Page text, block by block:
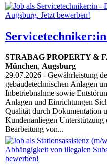
STRABAG PROPERTY &
München, Augsburg
29.07.2026 - Gewährleistung
gebäudetechnischen Anlagen
Inbetriebnahme sowie
Anlagen und Einrichtungen
Qualität durch Dokumentation
Kundenanliegen
Bearbeitung von...